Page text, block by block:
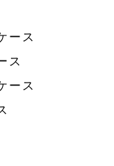
ース
ス
ース